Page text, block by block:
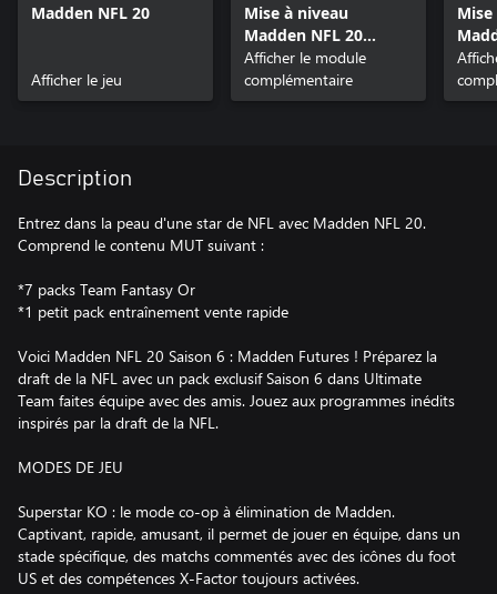
Madden NFL 20
Afficher le jeu
Mise à niveau
Madden NFL 20
Superstar
Afficher le module
complémentaire
Description
Entrez dans la peau d'une star de NFL avec Madden NFL 20.
Comprend le contenu MUT suivant :
*7 packs Team Fantasy Or
*1 petit pack entraînement vente rapide
Voici Madden NFL 20 Saison 6 : Madden Futures ! Préparez la
draft de la NFL avec un pack exclusif Saison 6 dans Ultimate
Team faites équipe avec des amis. Jouez aux programmes inédits
inspirés par la draft de la NFL.
MODES DE JEU
Superstar KO : le mode co-op à élimination de Madden.
Captivant, rapide, amusant, il permet de jouer en équipe, dans un
stade spécifique, des matchs commentés avec des icônes du foot
US et des compétences X-Factor toujours activées.